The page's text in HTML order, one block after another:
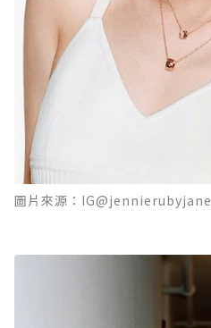
圖片來源：IG@jennierubyjane